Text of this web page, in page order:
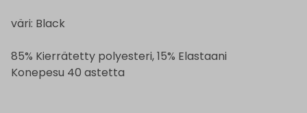
väri: Black
85% Kierrätetty polyesteri, 15% Elastaani
Konepesu 40 astetta